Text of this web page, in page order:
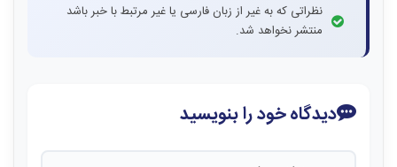
نظراتی که به غیر از زبان فارسی یا غیر مرتبط با خبر باشد
منتشر نخواهد شد.
دیدگاه خود را بنویسید